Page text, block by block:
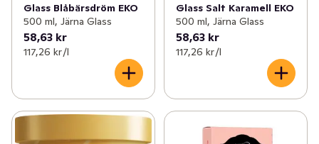
Glass Blåbärsdröm EKO
500 ml, Järna Glass
58,63 kr
117,26 kr /l
Glass Salt Karamell EKO
500 ml, Järna Glass
58,63 kr
117,26 kr /l